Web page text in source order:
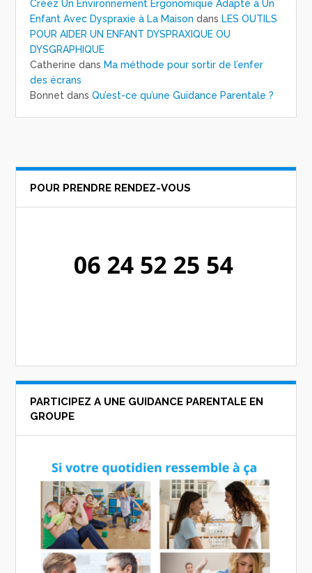
Créez Un Environnement Ergonomique Adapté à Un
Enfant Avec Dyspraxie à La Maison dans LES OUTILS
POUR AIDER UN ENFANT DYSPRAXIQUE OU
DYSGRAPHIQUE
Catherine dans Ma méthode pour sortir de l’enfer
des écrans
Bonnet dansQu’est-ce qu’une Guidance Parentale ?
POUR PRENDRE RENDEZ-VOUS
PARTICIPEZ A UNE GUIDANCE PARENTALE EN
GROUPE